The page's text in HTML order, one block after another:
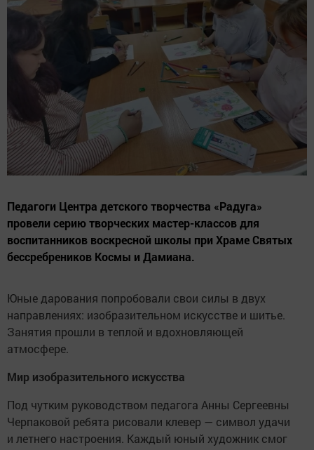
Педагоги Центра детского творчества «Радуга»
провели серию творческих мастер-классов для
воспитанников воскресной школы при Храме Святых
бессребреников Космы и Дамиана.
Юные дарования попробовали свои силы в двух
направлениях: изобразительном искусстве и шитье.
Занятия прошли в теплой и вдохновляющей
атмосфере.
Мир изобразительного искусства
Под чутким руководством педагога Анны Сергеевны
Черпаковой ребята рисовали клевер — символ удачи
и летнего настроения. Каждый юный художник смог